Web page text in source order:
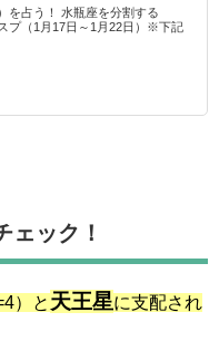
を占う！ 水瓶座を分割する
プ（1月17日～1月22日）※下記
ェック！
）と 天王星に支配され